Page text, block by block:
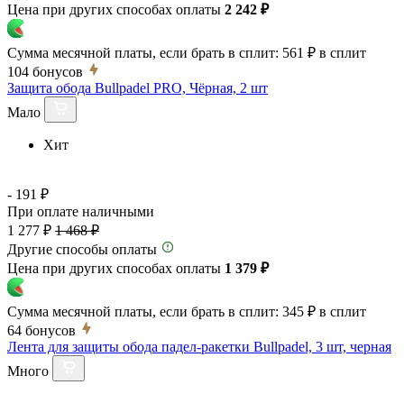
Цена при других способах оплаты 2 242 ₽
Сумма месячной платы, если брать в сплит: 561 ₽ в сплит
104 бонусов
Защита обода Bullpadel PRO, Чёрная, 2 шт
Мало
Хит
- 191 ₽
При оплате наличными
1 277 ₽ 1 468 ₽
Другие способы оплаты
Цена при других способах оплаты 1 379 ₽
Сумма месячной платы, если брать в сплит: 345 ₽ в сплит
64 бонусов
Лента для защиты обода падел-ракетки Bullpadel, 3 шт, черная
Много